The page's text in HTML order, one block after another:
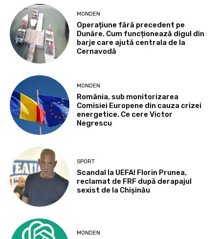
MONDEN
Operațiune fără precedent pe
Dunăre. Cum funcționează digul din
barje care ajută centrala de la
Cernavodă
MONDEN
România, sub monitorizarea
Comisiei Europene din cauza crizei
energetice. Ce cere Victor
Negrescu
SPORT
Scandal la UEFA! Florin Prunea,
reclamat de FRF după derapajul
sexist de la Chișinău
MONDEN